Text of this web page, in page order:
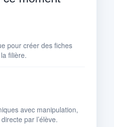
pour créer des fiches
filière.
avec manipulation,
par l’élève.